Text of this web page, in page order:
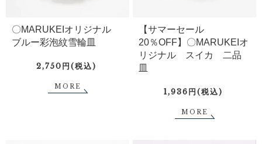
〇MARUKEIオリジナル
ブルー彩泡紋雪輪皿
2,750円(税込)
MORE
【サマーセール
20％OFF】〇MARUKEIオ
リジナル スイカ 二品
皿
1,936円(税込)
MORE